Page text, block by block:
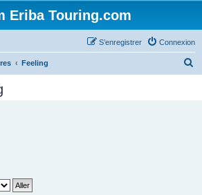
Eriba Touring.com
Connexion
S’enregistrer
Feeling